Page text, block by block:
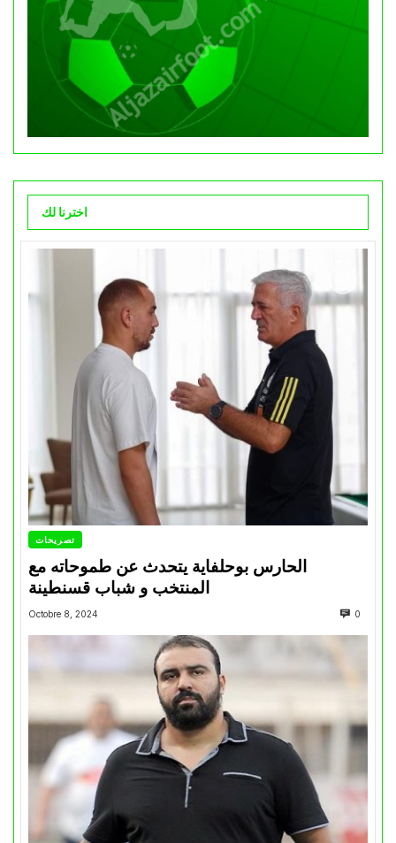
اخترنا لك
تصريحات
الحارس بوحلفاية يتحدث عن طموحاته مع
المنتخب و شباب قسنطينة
Octobre 8, 2024 0